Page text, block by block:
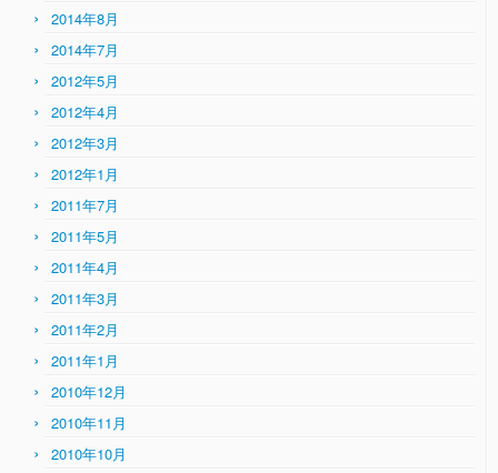
2014年8月
2014年7月
2012年5月
2012年4月
2012年3月
2012年1月
2011年7月
2011年5月
2011年4月
2011年3月
2011年2月
2011年1月
2010年12月
2010年11月
2010年10月